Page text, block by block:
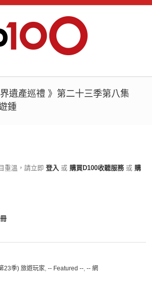
界遺產巡禮 》第二十三季第八集
鍾
重溫，請立即 登入 或 購買D100收聽服務 或 購
23季) 旅遊玩家, -- Featured --, -- 網